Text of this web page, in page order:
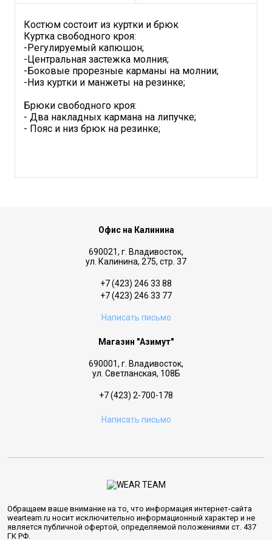
Костюм состоит из куртки и брюк
Куртка свободного кроя:
-Регулируемый капюшон;
-Центральная застежка молния;
-Боковые прорезные карманы на молнии;
-Низ куртки и манжеты на резинке;
Брюки свободного кроя:
- Два накладных кармана на липучке;
- Пояс и низ брюк на резинке;
Офис на Калинина
690021, г. Владивосток,
ул. Калинина, 275, стр. 37
+7 (423) 246 33 88
+7 (423) 246 33 77
Написать письмо
Магазин "Азимут"
690001, г. Владивосток,
ул. Светланская, 108Б
+7 (423) 2-700-178
Написать письмо
Обращаем ваше внимание на то, что информация интернет-сайта
wearteam.ru носит исключительно информационный характер и не
является публичной офертой, определяемой положениями ст. 437
ГК РФ.